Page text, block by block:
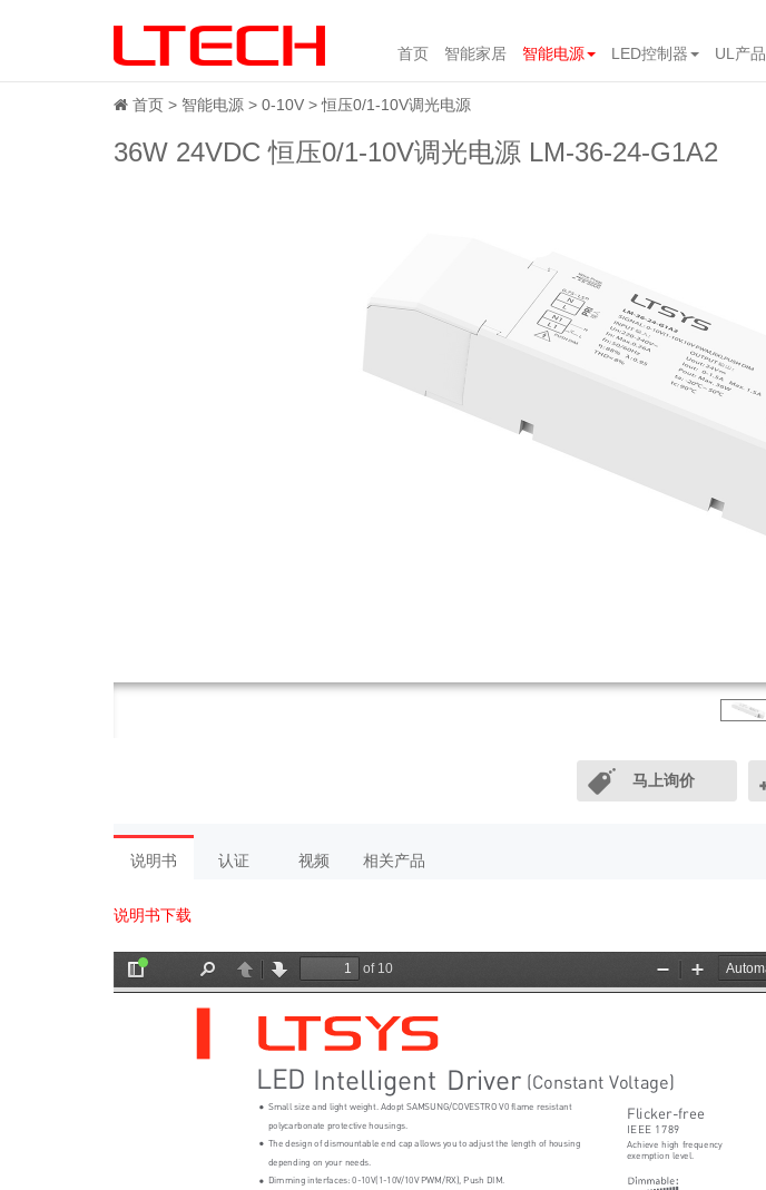
首页 智能家居 智能电源 LED控制器 UL产品
首页 智能电源 0-10V 恒压0/1-10V调光电源
36W 24VDC 恒压0/1-10V调光电源 LM-36-24-G1A2
马上询价
说明书 认证 视频 相关产品
说明书下载